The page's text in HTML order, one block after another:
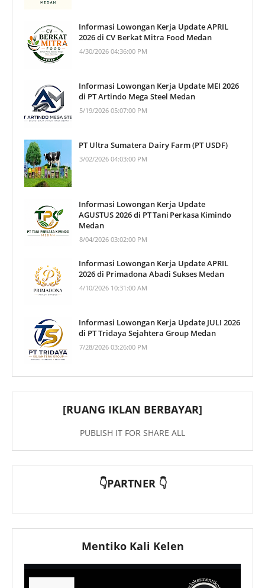
Informasi Lowongan Kerja Update APRIL
2026 di CV Berkat Mitra Food Medan
4/30/2026 04:36:00 PM
Informasi Lowongan Kerja Update MEI 2026
di PT Artindo Mega Steel Medan
5/19/2026 05:07:00 PM
PT Ultra Sumatera Dairy Farm (PT USDF)
3/02/2026 04:03:00 PM
Informasi Lowongan Kerja Update
AGUSTUS 2026 di PT Tani Perkasa Kimindo
Medan
8/04/2026 03:02:00 PM
Informasi Lowongan Kerja Update APRIL
2026 di Primadona Abadi Sukses Medan
4/10/2026 10:31:00 AM
Informasi Lowongan Kerja Update JULI 2026
di PT Tridaya Sejahtera Group Medan
7/28/2026 03:26:00 PM
[RUANG IKLAN BERBAYAR]
PUBLISH IT FOR SHARE ALL
👇PARTNER 👇
Mentiko Kali Kelen